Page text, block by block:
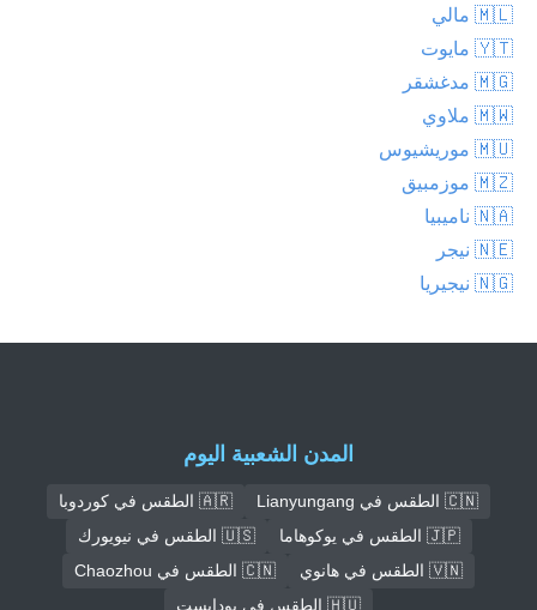
🇲🇱 مالي
🇾🇹 مايوت
🇲🇬 مدغشقر
🇲🇼 ملاوي
🇲🇺 موريشيوس
🇲🇿 موزمبيق
🇳🇦 ناميبيا
🇳🇪 نيجر
🇳🇬 نيجيريا
المدن الشعبية اليوم
🇨🇳 الطقس في Lianyungang
🇦🇷 الطقس في كوردوبا
🇯🇵 الطقس في يوكوهاما
🇺🇸 الطقس في نيويورك
🇻🇳 الطقس في هانوي
🇨🇳 الطقس في Chaozhou
🇭🇺 الطقس في بودابست